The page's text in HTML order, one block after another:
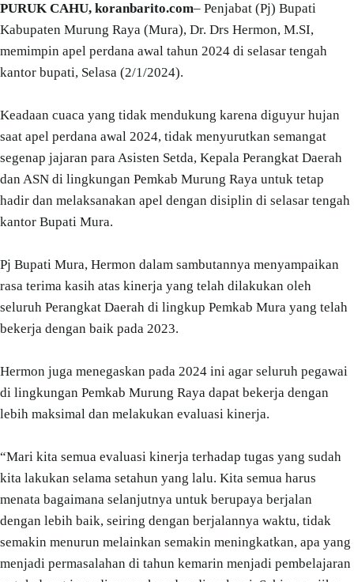
PURUK CAHU, koranbarito.com– Penjabat (Pj) Bupati
Kabupaten Murung Raya (Mura), Dr. Drs Hermon, M.SI,
memimpin apel perdana awal tahun 2024 di selasar tengah
kantor bupati, Selasa (2/1/2024).
Keadaan cuaca yang tidak mendukung karena diguyur hujan
saat apel perdana awal 2024, tidak menyurutkan semangat
segenap jajaran para Asisten Setda, Kepala Perangkat Daerah
dan ASN di lingkungan Pemkab Murung Raya untuk tetap
hadir dan melaksanakan apel dengan disiplin di selasar tengah
kantor Bupati Mura.
Pj Bupati Mura, Hermon dalam sambutannya menyampaikan
rasa terima kasih atas kinerja yang telah dilakukan oleh
seluruh Perangkat Daerah di lingkup Pemkab Mura yang telah
bekerja dengan baik pada 2023.
Hermon juga menegaskan pada 2024 ini agar seluruh pegawai
di lingkungan Pemkab Murung Raya dapat bekerja dengan
lebih maksimal dan melakukan evaluasi kinerja.
“Mari kita semua evaluasi kinerja terhadap tugas yang sudah
kita lakukan selama setahun yang lalu. Kita semua harus
menata bagaimana selanjutnya untuk berupaya berjalan
dengan lebih baik, seiring dengan berjalannya waktu, tidak
semakin menurun melainkan semakin meningkatkan, apa yang
menjadi permasalahan di tahun kemarin menjadi pembelajaran